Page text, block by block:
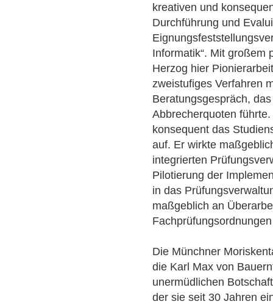
kreativen und
Durchführung und
Informatik“. Mit großem
Herzog hier
zweistufiges Verfahren
Beratungsgespräch,
Abbrecherquoten
konsequent das
auf. Er wirkte
integrierten
Pilotierung der
in das
maßgeblich an
Die Münchner Morisken
die Karl Max von
unermüdlichen
der sie seit 30 Jahren